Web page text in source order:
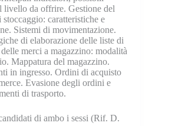
livello da offrire. Gestione del
caratteristiche e
Sistemi di movimentazione.
di elaborazione delle liste di
merci a magazzino: modalità
Mappatura del magazzino.
in ingresso. Ordini di acquisto
Evasione degli ordini e
di trasporto.
di ambo i sessi (Rif. D.